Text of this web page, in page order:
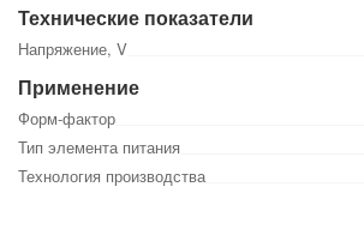
Технические показатели
Напряжение, V
Применение
Форм-фактор
Тип элемента питания
Технология производства